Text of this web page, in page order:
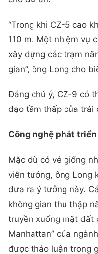
“Trong khi CZ-5 cao
110 m. Một nhiệm vụ
xây dựng các trạm
gian”, ông Long cho
Đáng chú ý, CZ-9 có
đạo tầm thấp của trái
Công nghệ phát triển
Mặc dù có vẻ giống
viễn tưởng, ông Long
đưa ra ý tưởng này.
không gian thu thập
truyền xuống mặt đất
Manhattan” của
được thảo luận trong